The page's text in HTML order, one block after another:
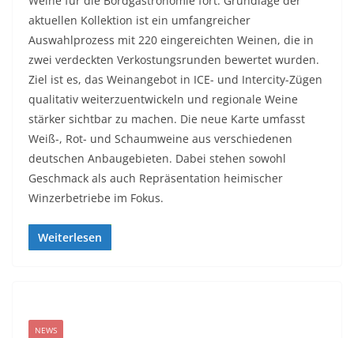
aktuellen Kollektion ist ein umfangreicher
Auswahlprozess mit 220 eingereichten Weinen, die in
zwei verdeckten Verkostungsrunden bewertet wurden.
Ziel ist es, das Weinangebot in ICE- und Intercity-Zügen
qualitativ weiterzuentwickeln und regionale Weine
stärker sichtbar zu machen. Die neue Karte umfasst
Weiß-, Rot- und Schaumweine aus verschiedenen
deutschen Anbaugebieten. Dabei stehen sowohl
Geschmack als auch Repräsentation heimischer
Winzerbetriebe im Fokus.
Weiterlesen
NEWS